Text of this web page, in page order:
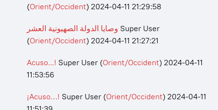
(Orient/Occident) 2024-04-11 21:29:58
وصايا الدولة الصهيونية العشر Super User
(Orient/Occident) 2024-04-11 21:27:21
Acuso...! Super User (Orient/Occident) 2024-04-11
11:53:56
¡Acuso…! Super User (Orient/Occident) 2024-04-11